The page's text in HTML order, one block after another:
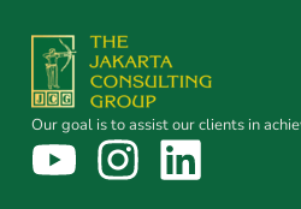
Our goal is to assist our clients in